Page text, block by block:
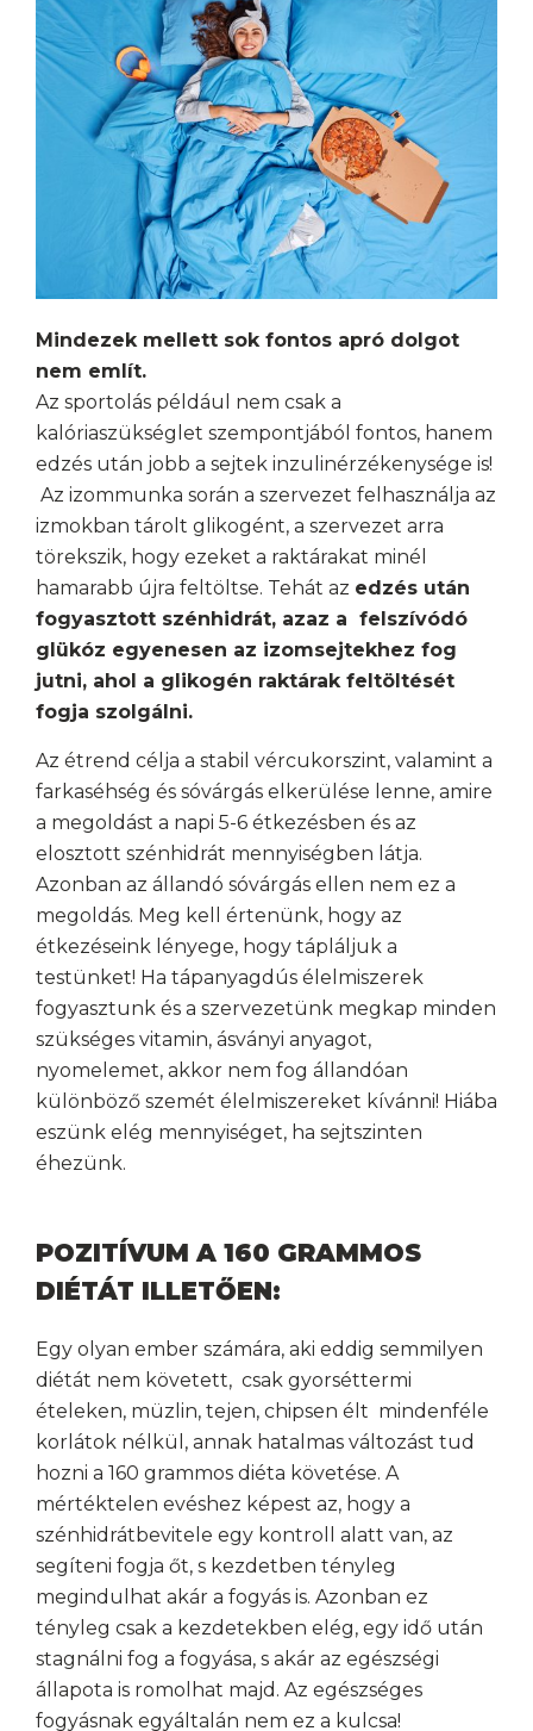
Mindezek mellett sok fontos apró dolgot
nem említ.
Az sportolás például nem csak a
kalóriaszükséglet szempontjából fontos, hanem
edzés után jobb a sejtek inzulinérzékenysége is!
Az izommunka során a szervezet felhasználja az
izmokban tárolt glikogént, a szervezet arra
törekszik, hogy ezeket a raktárakat minél
hamarabb újra feltöltse. Tehát az edzés után
fogyasztott szénhidrát, azaz a felszívódó
glükóz egyenesen az izomsejtekhez fog
jutni, ahol a glikogén raktárak feltöltését
fogja szolgálni.
Az étrend célja a stabil vércukorszint, valamint a
farkaséhség és sóvárgás elkerülése lenne, amire
a megoldást a napi 5-6 étkezésben és az
elosztott szénhidrát mennyiségben látja.
Azonban az állandó sóvárgás ellen nem ez a
megoldás. Meg kell értenünk, hogy az
étkezéseink lényege, hogy tápláljuk a
testünket! Ha tápanyagdús élelmiszerek
fogyasztunk és a szervezetünk megkap minden
szükséges vitamin, ásványi anyagot,
nyomelemet, akkor nem fog állandóan
különböző szemét élelmiszereket kívánni! Hiába
eszünk elég mennyiséget, ha sejtszinten
éhezünk.
POZITÍVUM A 160 GRAMMOS
DIÉTÁT ILLETŐEN:
Egy olyan ember számára, aki eddig semmilyen
diétát nem követett, csak gyorséttermi
ételeken, müzlin, tejen, chipsen élt mindenféle
korlátok nélkül, annak hatalmas változást tud
hozni a 160 grammos diéta követése. A
mértéktelen evéshez képest az, hogy a
szénhidrátbevitele egy kontroll alatt van, az
segíteni fogja őt, s kezdetben tényleg
megindulhat akár a fogyás is. Azonban ez
tényleg csak a kezdetekben elég, egy idő után
stagnálni fog a fogyása, s akár az egészségi
állapota is romolhat majd. Az egészséges
fogyásnak egyáltalán nem ez a kulcsa!